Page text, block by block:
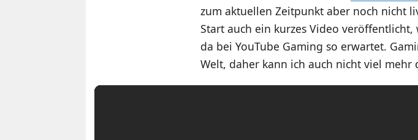
zum aktuellen Zeitpunkt aber noch nicht
Start auch ein kurzes Video
da bei YouTube Gaming so erwartet.
Welt, daher kann ich auch nicht viel mehr